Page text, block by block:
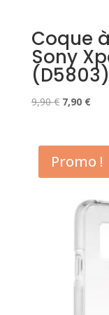
Coque
Sony
9,90€ Le
était :
9,90 €.
7,90 €Le
est :
7,90
Promo !